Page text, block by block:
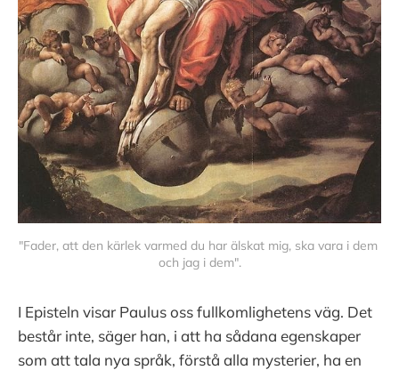
"Fader, att den kärlek varmed du har älskat mig, ska vara i dem
och jag i dem".
I Episteln visar Paulus oss fullkomlighetens väg. Det
består inte, säger han, i att ha sådana egenskaper
som att tala nya språk, förstå alla mysterier, ha en